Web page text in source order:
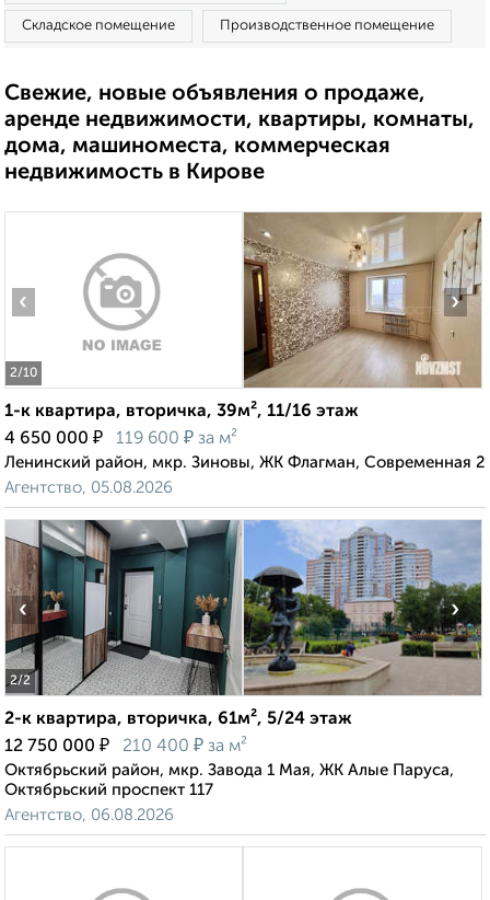
Складское помещение Производственное помещение
Свежие, новые объявления о продаже,
аренде недвижимости, квартиры, комнаты,
дома, машиноместа, коммерческая
недвижимость в Кирове
2/10
‹ ›
1-к квартира, вторичка, 39м², 11/16 этаж
4 650 000 ₽ 119 600 ₽ за м²
Ленинский район, мкр. Зиновы, ЖК Флагман, Современная 2
Агентство, 05.08.2026
2/2
‹ ›
2-к квартира, вторичка, 61м², 5/24 этаж
12 750 000 ₽ 210 400 ₽ за м²
Октябрьский район, мкр. Завода 1 Мая, ЖК Алые Паруса,
Октябрьский проспект 117
Агентство, 06.08.2026